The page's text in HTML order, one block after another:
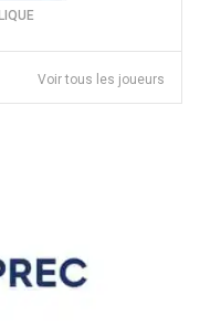
Voir tous les joueurs